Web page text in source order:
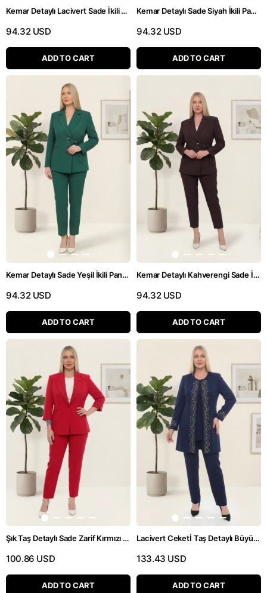
Kemar Detaylı Lacivert Sade İkili Pantolonlu Takım
94.32 USD
ADD TO CART
Kemar Detaylı Sade Siyah İkili Pantolonlu Takım
94.32 USD
ADD TO CART
Kemar Detaylı Sade Yeşil İkili Pantolonlu Takım
94.32 USD
ADD TO CART
Kemar Detaylı Kahverengi Sade İkili Pantolonlu Takım
94.32 USD
ADD TO CART
Şık Taş Detaylı Sade Zarif Kırmızı Pantolonlu İkili Takım
100.86 USD
ADD TO CART
Lacivert Ceketİ Taş Detaylı Büyük Beden Üçlü Pantolonlu Takım
133.43 USD
ADD TO CART